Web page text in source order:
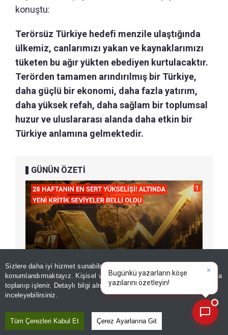
Sizlere daha iyi hizmet sunabilmek adına sitemizde
konumlandırmaktayız. Kişisel verileriniz, KVKK ve GDPR kapsamında
toplanıp işlenir. Detaylı bilgi almak içinAydınlatma Metnimizi
inceleyebilirsiniz.
Tüm Çerezleri Kabul Et Çerez Ayarlarına Git
konuştu:
Terörsüz Türkiye hedefi menzile ulaştığında
ülkemiz, canlarımızı yakan ve kaynaklarımızı
tüketen bu ağır yükten ebediyen kurtulacaktır.
Terörden tamamen arındırılmış bir Türkiye,
daha güçlü bir ekonomi, daha fazla yatırım,
daha yüksek refah, daha sağlam bir toplumsal
huzur ve uluslararası alanda daha etkin bir
Türkiye anlamına gelmektedir.
GÜNÜN ÖZETİ
Bugünkü yazarların kö